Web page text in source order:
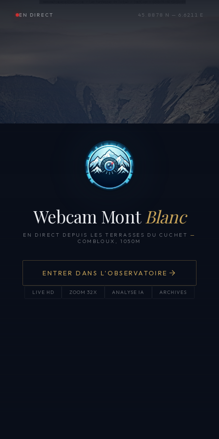
EN DIRECT 45.8878 N — 6.6211 E
Webcam Mont Blanc
EN DIRECT DEPUIS LES TERRASSES DU CUCHET —
COMBLOUX, 1050M
ENTRER DANS L'OBSERVATOIRE
LIVE HD ZOOM 32X ANALYSE IA ARCHIVES